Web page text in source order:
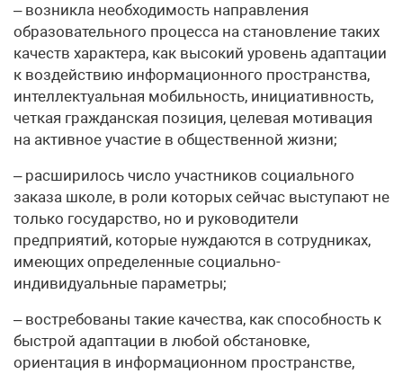
– возникла необходимость направления
образовательного процесса на становление таких
качеств характера, как высокий уровень адаптации
к воздействию информационного пространства,
интеллектуальная мобильность, инициативность,
четкая гражданская позиция, целевая мотивация
на активное участие в общественной жизни;
– расширилось число участников социального
заказа школе, в роли которых сейчас выступают не
только государство, но и руководители
предприятий, которые нуждаются в сотрудниках,
имеющих определенные социально-
индивидуальные параметры;
– востребованы такие качества, как способность к
быстрой адаптации в любой обстановке,
ориентация в информационном пространстве,